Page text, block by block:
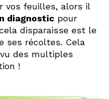
vos feuilles, alors il
diagnostic pour
disparaisse est le
ses récoltes. Cela
des multiples
!